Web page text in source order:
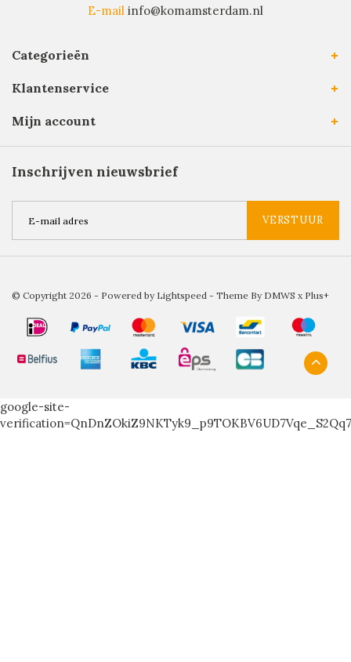
E-mail info@komamsterdam.nl
Categorieën
Klantenservice
Mijn account
Inschrijven nieuwsbrief
VERSTUUR
© Copyright 2026 - Powered by Lightspeed - Theme By DMWS x Plus+
google-site-